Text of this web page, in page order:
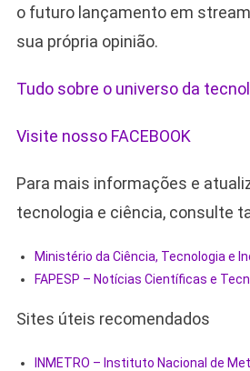
o futuro lançamento em
sua própria opinião.
Tudo sobre o universo da
Visite nosso FACEBOOK
Para mais informações e
tecnologia e ciência, consulte
Ministério da Ciência, Tecnologia e
FAPESP – Notícias Científicas e
Sites úteis recomendados
INMETRO – Instituto Nacional de